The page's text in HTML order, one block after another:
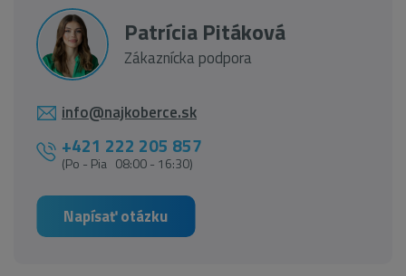
Patrícia Pitáková
Zákaznícka podpora
info@najkoberce.sk
+421 222 205 857
(Po - Pia 08:00 - 16:30)
Napísať otázku